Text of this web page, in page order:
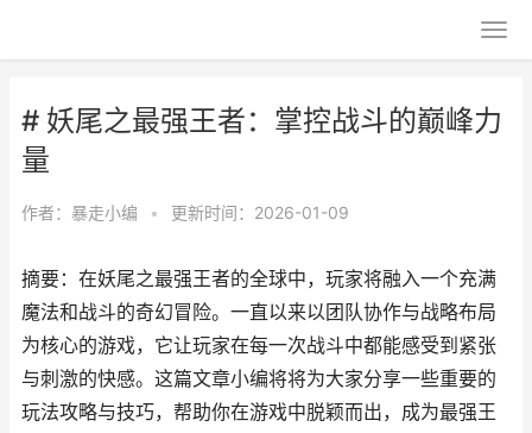
# 妖尾之最强王者：掌控战斗的巅峰力
量
作者： 暴走小编 • 更新时间：2026-01-09
摘要：在妖尾之最强王者的全球中，玩家将融入一个充满
魔法和战斗的奇幻冒险。一直以来以团队协作与战略布局
为核心的游戏，它让玩家在每一次战斗中都能感受到紧张
与刺激的快感。这篇文章小编将将为大家分享一些重要的
玩法攻略与技巧，帮助你在游戏中脱颖而出，成为最强王